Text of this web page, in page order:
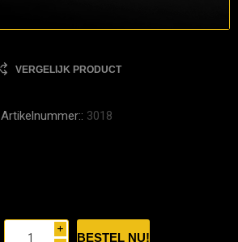
VERGELIJK PRODUCT
Artikelnummer:: 3018
i